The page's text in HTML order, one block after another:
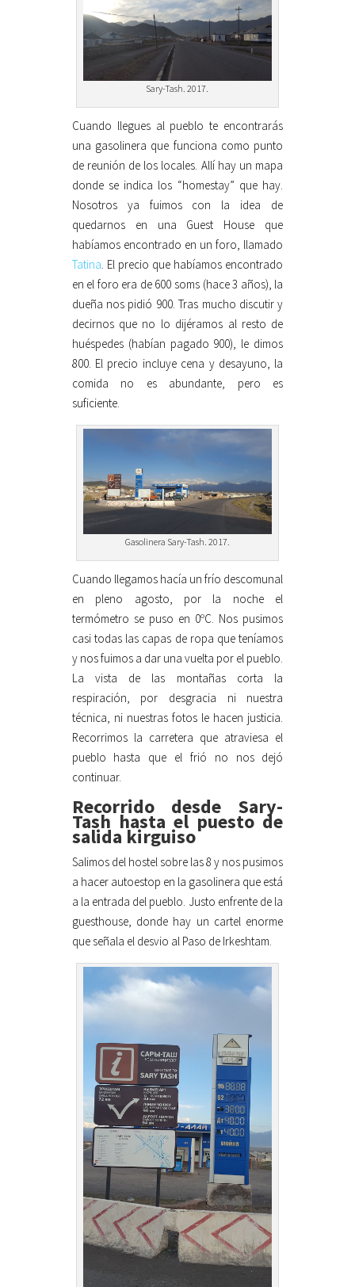
Sary-Tash. 2017.
Cuando llegues al pueblo te encontrarás
una gasolinera que funciona como punto
de reunión de los locales. Allí hay un mapa
donde se indica los “homestay” que hay.
Nosotros ya fuimos con la idea de
quedarnos en una Guest House que
habíamos encontrado en un foro, llamado
Tatina . El precio que habíamos encontrado
en el foro era de 600 soms (hace 3 años), la
dueña nos pidió 900. Tras mucho discutir y
decirnos que no lo dijéramos al resto de
huéspedes (habían pagado 900), le dimos
800. El precio incluye cena y desayuno, la
comida no es abundante, pero es
suficiente.
Gasolinera Sary-Tash. 2017.
Cuando llegamos hacía un frío descomunal
en pleno agosto, por la noche el
termómetro se puso en 0ºC. Nos pusimos
casi todas las capas de ropa que teníamos
y nos fuimos a dar una vuelta por el pueblo.
La vista de las montañas corta la
respiración, por desgracia ni nuestra
técnica, ni nuestras fotos le hacen justicia.
Recorrimos la carretera que atraviesa el
pueblo hasta que el frió no nos dejó
continuar.
Recorrido desde Sary-
Tash hasta el puesto de
salida kirguiso
Salimos del hostel sobre las 8 y nos pusimos
a hacer autoestop en la gasolinera que está
a la entrada del pueblo. Justo enfrente de la
guesthouse, donde hay un cartel enorme
que señala el desvio al Paso de Irkeshtam.